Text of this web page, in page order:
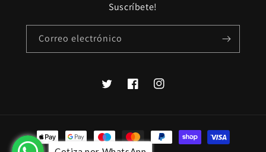
Suscríbete!
Correo electrónico
TwitterFacebookInstagram
Formas
de